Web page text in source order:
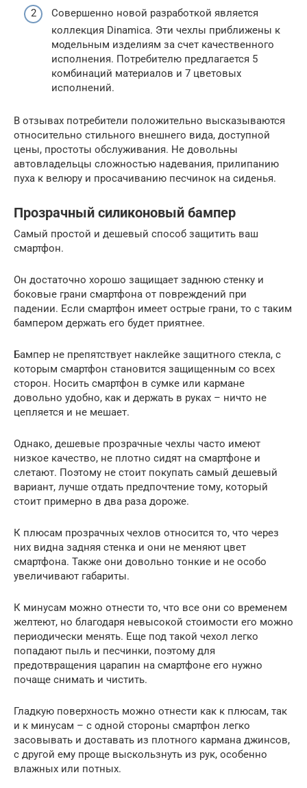
Совершенно новой разработкой является
коллекция Dinamica. Эти чехлы приближены к
модельным изделиям за счет качественного
исполнения. Потребителю предлагается 5
комбинаций материалов и 7 цветовых
исполнений.
В отзывах потребители положительно высказываются
относительно стильного внешнего вида, доступной
цены, простоты обслуживания. Не довольны
автовладельцы сложностью надевания, прилипанию
пуха к велюру и просачиванию песчинок на сиденья.
Прозрачный силиконовый бампер
Самый простой и дешевый способ защитить ваш
смартфон.
Он достаточно хорошо защищает заднюю стенку и
боковые грани смартфона от повреждений при
падении. Если смартфон имеет острые грани, то с таким
бампером держать его будет приятнее.
Бампер не препятствует наклейке защитного стекла, с
которым смартфон становится защищенным со всех
сторон. Носить смартфон в сумке или кармане
довольно удобно, как и держать в руках – ничто не
цепляется и не мешает.
Однако, дешевые прозрачные чехлы часто имеют
низкое качество, не плотно сидят на смартфоне и
слетают. Поэтому не стоит покупать самый дешевый
вариант, лучше отдать предпочтение тому, который
стоит примерно в два раза дороже.
К плюсам прозрачных чехлов относится то, что через
них видна задняя стенка и они не меняют цвет
смартфона. Также они довольно тонкие и не особо
увеличивают габариты.
К минусам можно отнести то, что все они со временем
желтеют, но благодаря невысокой стоимости его можно
периодически менять. Еще под такой чехол легко
попадают пыль и песчинки, поэтому для
предотвращения царапин на смартфоне его нужно
почаще снимать и чистить.
Гладкую поверхность можно отнести как к плюсам, так
и к минусам – с одной стороны смартфон легко
засовывать и доставать из плотного кармана джинсов,
с другой ему проще выскользнуть из рук, особенно
влажных или потных.